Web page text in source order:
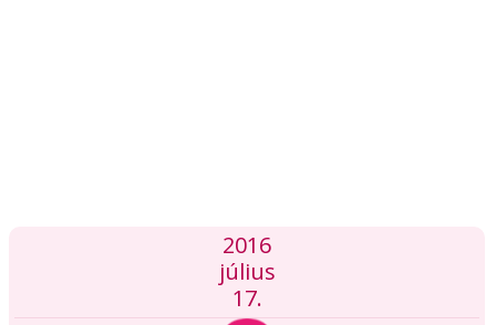
2016
július
17.